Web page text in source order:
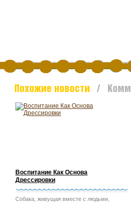
Похожие новости /
Воспитание Как Основа
Дрессировки
Собака, живущая вместе с людьми,